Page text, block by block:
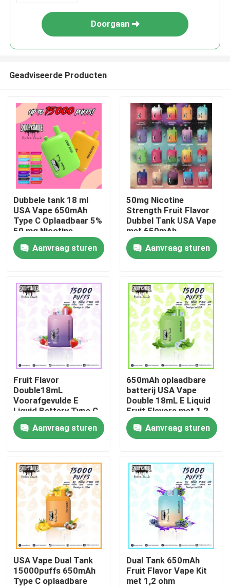
Huis
Producten
Ongeveer ons
Fabrieksreis
Contacteer ons
Nieuws
Beschikbare Vape-Pen
Het Beschikbare Vape Apparaat van CBD
Doorgaan
Geadviseerde Producten
Dubbele tank 18 ml
USA Vape 650mAh
Type C Oplaadbaar 5%
50 mg Nicotine
sterkte
Aanvraag sturen
50mg Nicotine
Strength Fruit Flavor
Dubbel Tank USA Vape
met 650mAh
oplaadbare type C
batterijAanvraag sturen
Fruit Flavor
Double18mL
Voorafgevulde E
Liquid Battery Type C
Oplaadbare Pod Kit
15000 Puffs
Aanvraag sturen
650mAh oplaadbare
batterij USA Vape
Double 18mL E Liquid
Fruit Flavors met 1,2
ohm Mesh Coil
Aanvraag sturen
USA Vape Dual Tank
15000puffs 650mAh
Type C oplaadbare
Dual Tank 650mAh
Fruit Flavor Vape Kit
met 1,2 ohm